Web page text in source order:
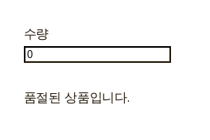
수량
품절된 상품입니다.